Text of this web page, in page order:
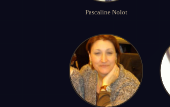
Pascaline Nolot